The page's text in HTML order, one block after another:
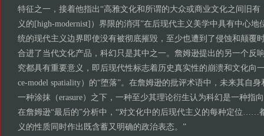
特征之一，接着他指出“高雅文化和所谓的大众或商业文化之间旧
义的[high-modernist]）界限的消弭”在后现代主义美学中具有中心
统的现代主义边界即使没有被彻底摧毁，至少也遭到了侵蚀和颠覆
合进了当代文化产品，科幻只是其中之一。詹姆逊提出的另一个反
究都具有重要意义，即后现代性标志着历史真实性的崩溃和文化向
ce-model spatiality）的“堕落”。在詹姆逊的批评术语中，未来其自
一种涂抹（erasure）之下，一种至少其理论衍生认为科幻是一种指
在詹姆逊“最后的”分析中，“对文化中的后现代主义的每种定位……
义的性质同时作出既含蓄又明确的政治表态。”